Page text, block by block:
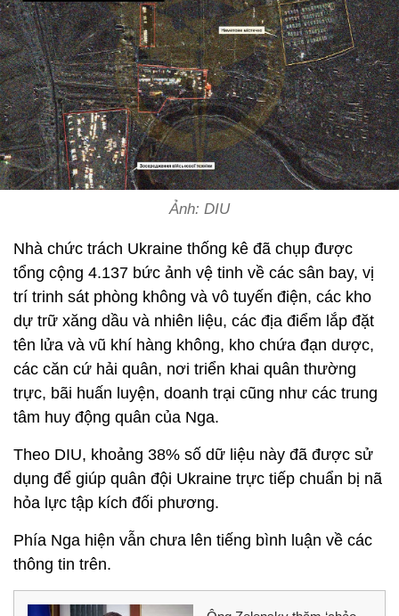
Ảnh: DIU
Nhà chức trách Ukraine thống kê đã chụp được
tổng cộng 4.137 bức ảnh vệ tinh về các sân bay, vị
trí trinh sát phòng không và vô tuyến điện, các kho
dự trữ xăng dầu và nhiên liệu, các địa điểm lắp đặt
tên lửa và vũ khí hàng không, kho chứa đạn dược,
các căn cứ hải quân, nơi triển khai quân thường
trực, bãi huấn luyện, doanh trại cũng như các trung
tâm huy động quân của Nga.
Theo DIU, khoảng 38% số dữ liệu này đã được sử
dụng để giúp quân đội Ukraine trực tiếp chuẩn bị nã
hỏa lực tập kích đối phương.
Phía Nga hiện vẫn chưa lên tiếng bình luận về các
thông tin trên.